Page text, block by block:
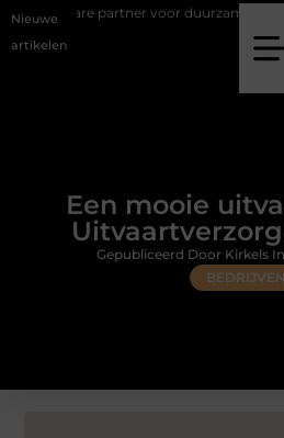
Nieuwe
artikelen
voor duurzame staalconstructies
Een mooie
BEDRIJVEN
Gepubliceerd Door Kirkels